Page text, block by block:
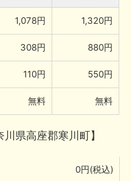
1,078円 1,320円
308円 880円
110円 550円
無料 無料
県高座郡寒川町】
0円(税込)